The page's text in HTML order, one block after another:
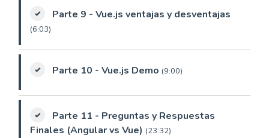
Parte 9 - Vue.js ventajas y desventajas
(6:03)
Parte 10 - Vue.js Demo (9:00)
Parte 11 - Preguntas y Respuestas
Finales (Angular vs Vue) (23:32)